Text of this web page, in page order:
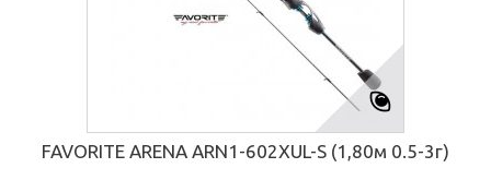
FAVORITE ARENA ARN1-602XUL-S (1,80м 0.5-3г)